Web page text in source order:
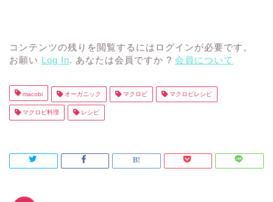
コンテンツの残りを閲覧するにはログインが必要です。
お願い Log In. あなたは会員ですか ? 会員について
macobi オーガニック マクロビ マクロビレシピ
マクロビ料理 レシピ